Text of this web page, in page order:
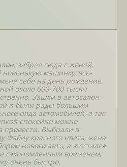
забрел сюда с женой,
машинку, все-
себе на день рождение.
около 600-700 тысяч
Зашли в автосалон
и были рады большим
ряда автомобилей, а так
спокойно можно
провести. Выбрали в
Фабиу красного цвета, жена
нового авто, а я остался
сэкономленным временем,
очень быстро.